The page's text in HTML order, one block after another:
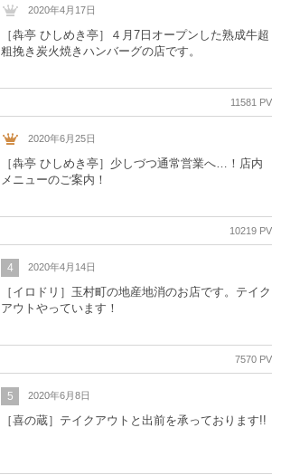
2020年4月17日
［犇亭 ひしめき亭］４月7日オープンした熟成牛超
粗挽き炭火焼きハンバーグの店です。
11581 PV
2020年6月25日
［犇亭 ひしめき亭］少しづつ通常営業へ…！店内
メニューのご案内！
10219 PV
4 2020年4月14日
［イロドリ］玉村町の地産地消のお店です。テイク
アウトやっています！
7570 PV
5 2020年6月8日
［喜の蔵］テイクアウトと出前を承っております!!